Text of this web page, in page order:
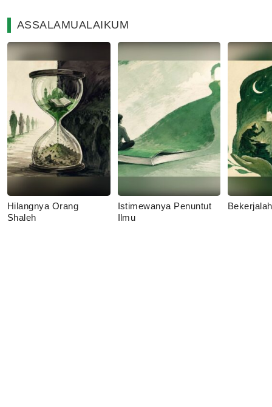
ASSALAMUALAIKUM
Hilangnya Orang
Shaleh
Istimewanya Penuntut
Ilmu
Bekerjalah